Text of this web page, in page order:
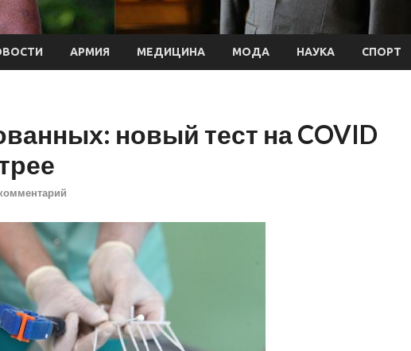
АРМИЯ МЕДИЦИНА МОДА НАУКА СПОРТ
новый тест на COVID